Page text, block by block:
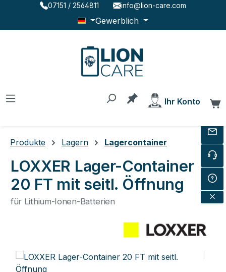
Zum Hauptinhalt springen
07151 / 2564811 info@lion-care.com
Gewerblich
Du hast 0 Produkte
Ihr Konto
Produkte Lagern Lagercontainer
LOXXER Lager-Container
20 FT mit seitl. Öffnung
für Lithium-Ionen-Batterien
Bildergalerie überspringen